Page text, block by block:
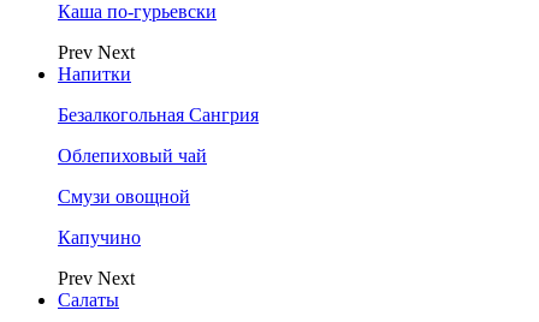
Каша по-гурьевски
Prev Next
Напитки
Безалкогольная Сангрия
Облепиховый чай
Смузи овощной
Капучино
Prev Next
Салаты